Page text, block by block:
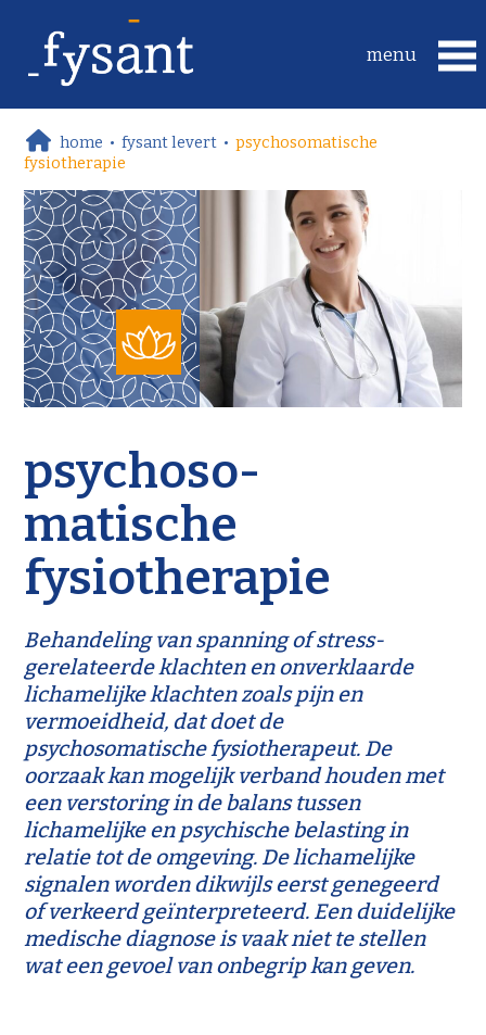
home • fysant levert • psychosomatische
fysiotherapie
psychoso-
matische
fysiotherapie
Behandeling van spanning of stress-
gerelateerde klachten en onverklaarde
lichamelijke klachten zoals pijn en
vermoeidheid, dat doet de
psychosomatische fysiotherapeut. De
oorzaak kan mogelijk verband houden met
een verstoring in de balans tussen
lichamelijke en psychische belasting in
relatie tot de omgeving. De lichamelijke
signalen worden dikwijls eerst genegeerd
of verkeerd geïnterpreteerd. Een duidelijke
medische diagnose is vaak niet te stellen
wat een gevoel van onbegrip kan geven.